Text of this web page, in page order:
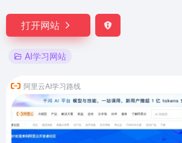
打开网站
AI学习网站
阿里云AI学习路线